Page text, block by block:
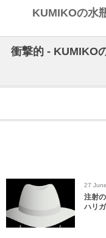
KUMIKOの水
衝撃的 - KUMIKO
27 June
注射
ハリ